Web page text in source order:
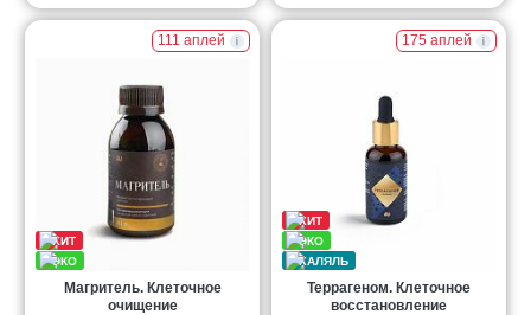
111 аплей
Магритель. Клеточное
очищение
175 аплей
Террагеном. Клеточное
восстановление